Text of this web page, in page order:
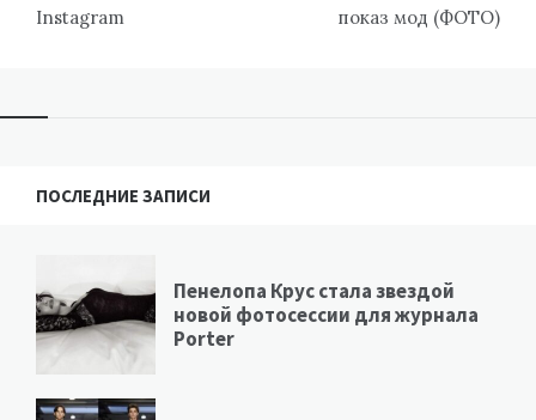
Instagram
показ мод (ФОТО)
ПОСЛЕДНИЕ ЗАПИСИ
Пенелопа Крус стала звездой
новой фотосессии для журнала
Porter